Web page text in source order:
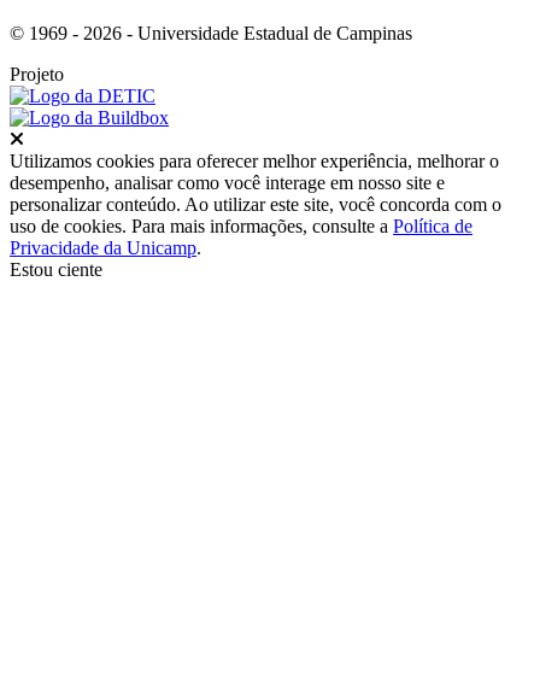
© 1969 - 2026 - Universidade Estadual de Campinas
Projeto
Utilizamos cookies para oferecer melhor experiência, melhorar o
desempenho, analisar como você interage em nosso site e
personalizar conteúdo. Ao utilizar este site, você concorda com o
uso de cookies. Para mais informações, consulte a Política de
Privacidade da Unicamp.
Estou ciente